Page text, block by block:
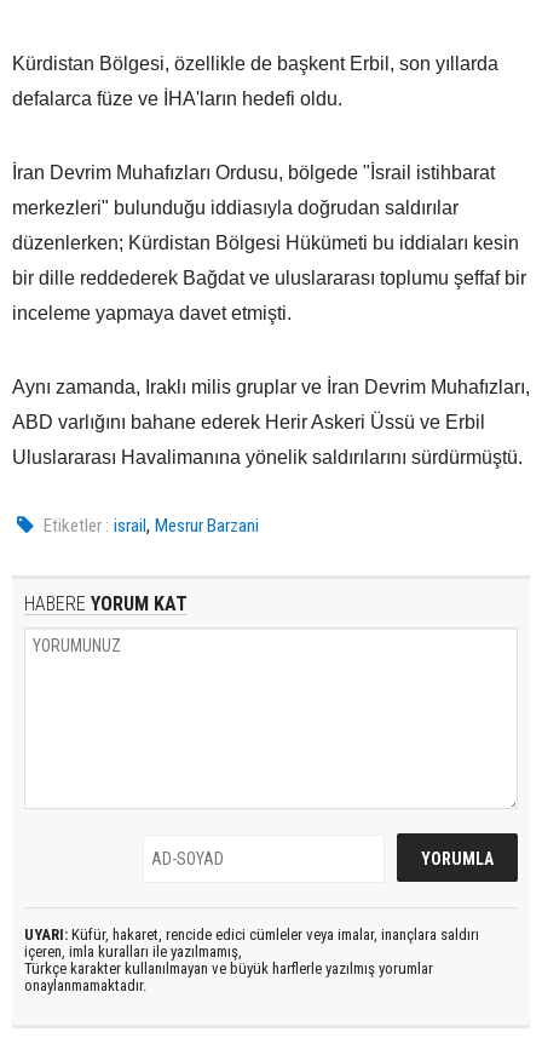
Kürdistan Bölgesi, özellikle de başkent Erbil, son yıllarda
defalarca füze ve İHA'ların hedefi oldu.
İran Devrim Muhafızları Ordusu, bölgede "İsrail istihbarat
merkezleri" bulunduğu iddiasıyla doğrudan saldırılar
düzenlerken; Kürdistan Bölgesi Hükümeti bu iddiaları kesin
bir dille reddederek Bağdat ve uluslararası toplumu şeffaf bir
inceleme yapmaya davet etmişti.
Aynı zamanda, Iraklı milis gruplar ve İran Devrim Muhafızları,
ABD varlığını bahane ederek Herir Askeri Üssü ve Erbil
Uluslararası Havalimanına yönelik saldırılarını sürdürmüştü.
Etiketler : israil,Mesrur Barzani
HABERE YORUM KAT
UYARI: Küfür, hakaret, rencide edici cümleler veya imalar, inançlara saldırı
içeren, imla kuralları ile yazılmamış,
Türkçe karakter kullanılmayan ve büyük harflerle yazılmış yorumlar
onaylanmamaktadır.